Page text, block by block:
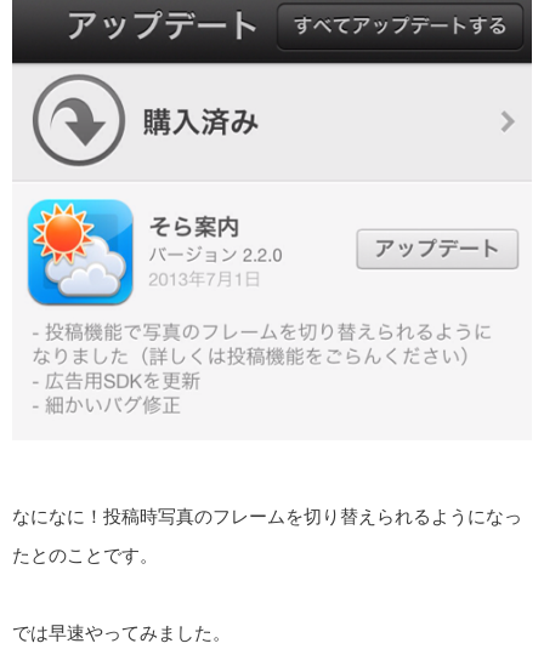
なになに！投稿時写真のフレームを切り替えられるようになっ
たとのことです。
では早速やってみました。